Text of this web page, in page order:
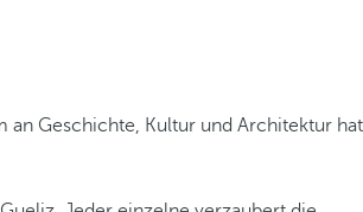
an Geschichte, Kultur und Architektur hat